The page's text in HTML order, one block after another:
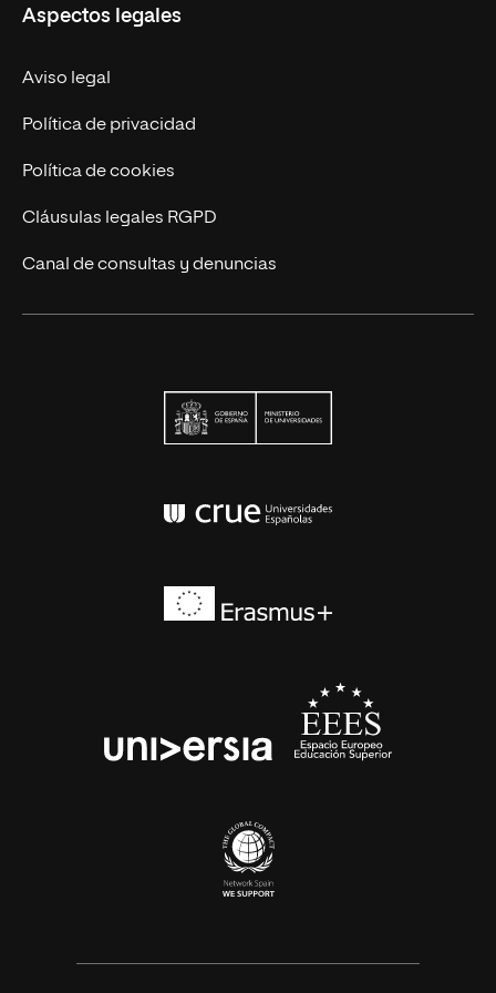
Trabaja en UNIR
Actualidad
Contáctanos
Aspectos legales
Aviso legal
Política de privacidad
Política de cookies
Cláusulas legales RGPD
Canal de consultas y denuncias